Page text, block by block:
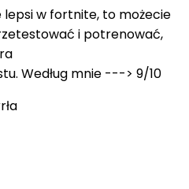
w fortnite, to możecie
i potrenować,
Według mnie ---> 9/10